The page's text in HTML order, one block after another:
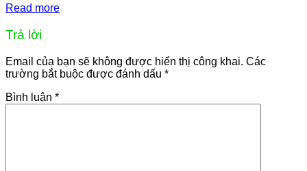
Read more
Trả lời
Email của bạn sẽ không được hiển thị công khai. Các
trường bắt buộc được đánh dấu *
Bình luận *